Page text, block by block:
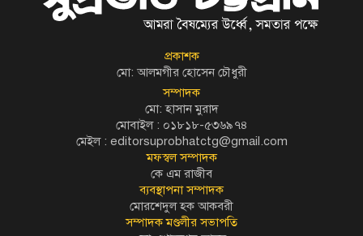
প্রকাশক
মো: আলমগীর হোসেন চৌধুরী
সম্পাদক
মো: হাসান মুরাদ
মোবাইল : ০১৮১৮-৫৩৬৯৭৪
মেইল : editorsuprobhatctg@gmail.com
মফস্বল সম্পাদক
কে এম রাজীব
ব্যবস্থাপনা সম্পাদক
মোরশেদুল হক আকবরী
সম্পাদক মণ্ডলীর সভাপতি